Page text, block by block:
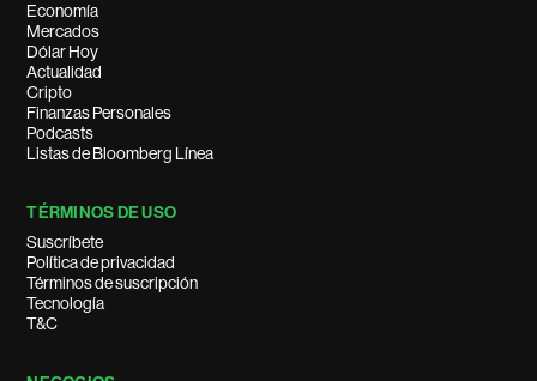
Economía
Mercados
Dólar Hoy
Actualidad
Cripto
Finanzas Personales
Podcasts
Listas de Bloomberg Línea
TÉRMINOS DE USO
Suscríbete
Política de privacidad
Términos de suscripción
Tecnología
T&C